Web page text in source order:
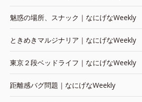
魅惑の場所、スナック｜なにげなWeekly
ときめきマルジナリア｜なにげなWeekly
東京２段ベッドライフ｜なにげなWeekly
距離感バグ問題｜なにげなWeekly